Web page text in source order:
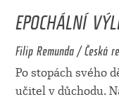
EPOCHÁLNÍ
Filip Remunda / Česká
Po stopách svého
učitel v důchodu.